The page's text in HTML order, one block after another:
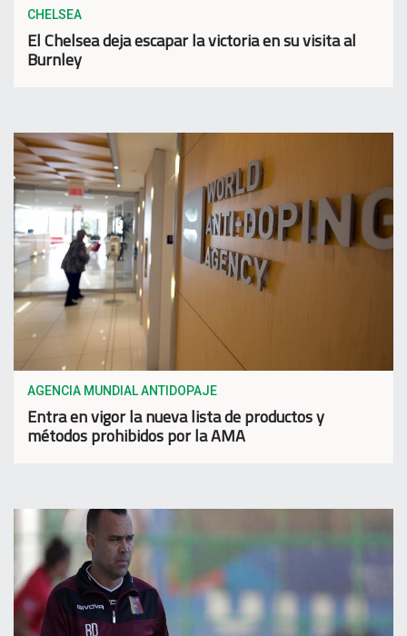
CHELSEA
El Chelsea deja escapar la victoria en su visita al
Burnley
AGENCIA MUNDIAL ANTIDOPAJE
Entra en vigor la nueva lista de productos y
métodos prohibidos por la AMA